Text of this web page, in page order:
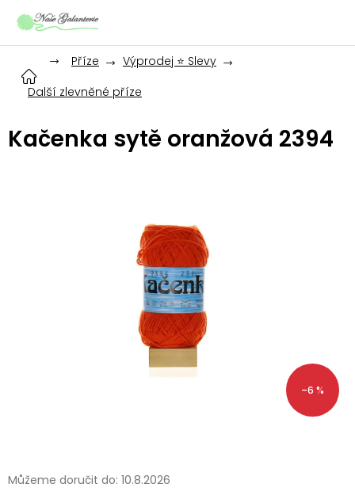
Příze
Výprodej ⭐ Slevy
Další zlevněné příze
Kačenka sytě oranžová 2394
–6 %
Můžeme doručit do: 10.8.2026